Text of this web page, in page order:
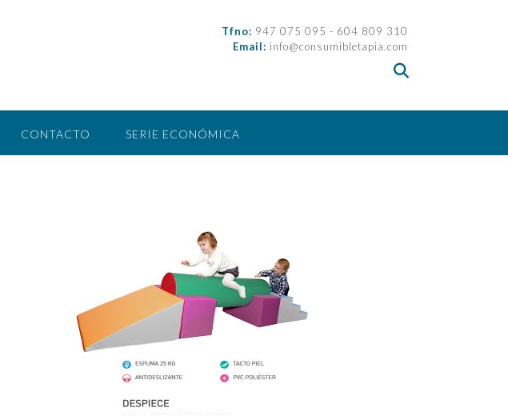
Tfno: 947 075 095 - 604 809 310
Email: info@consumibletapia.com
CONTACTO SERIE ECONÓMICA